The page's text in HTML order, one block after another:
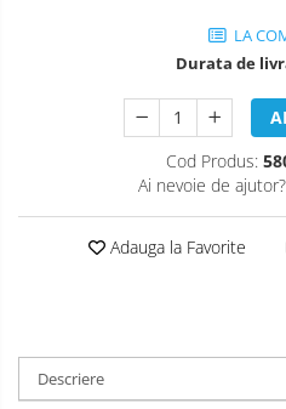
LA
Durata de
Cod Produs:
Ai nevoie de ajutor?
Adauga la Favorite
Descriere